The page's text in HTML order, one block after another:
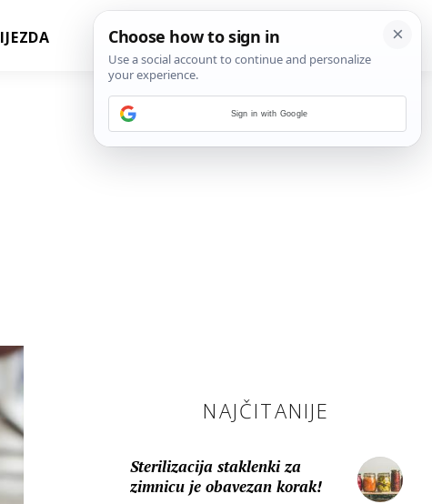
NAJČITANIJE
Sterilizacija staklenki za
zimnicu je obavezan korak!
Sign in with Google